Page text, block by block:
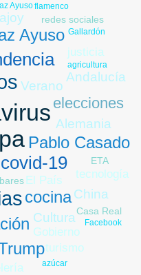
covid-19
cocina
Pablo Casado
Ayuso
elecciones
Andalucía
Cultura
China
Verano
Alemania
tecnología
El País
justicia
turismo
Gobierno
bares
Casa Real
ETA
redes sociales
agricultura
azúcar
Ayuso
Facebook
Gallardón
flamenco